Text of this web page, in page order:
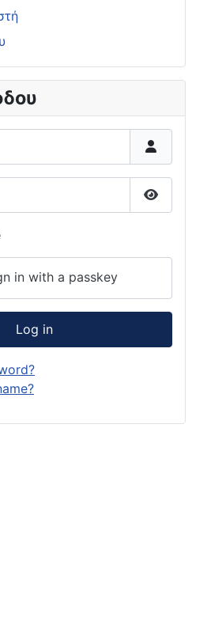
Show
in with a passkey
Log in